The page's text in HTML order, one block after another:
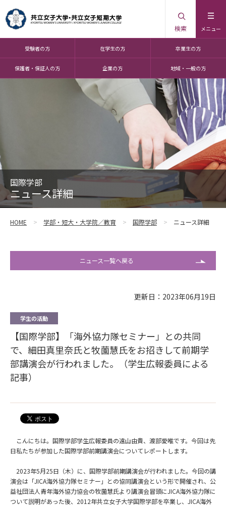
メニュー
検索
受験者の方 在学生の方 卒業生の方
保護者・保証人の方 企業の方 地域・一般の方
国際学部
ニュース詳細
HOME 学部・短大・大学院／教育 国際学部 ニュース詳細
ニュース一覧へ戻る
更新日：2023年06月19日
学生の活動
【国際学部】「海外協力隊セミナー」との共同
で、細田真里奈氏と牧薗慧氏をお招きして前期学
部講演会が行われました。（学生広報委員による
記事）
こんにちは。国際学部学生広報委員の遠山由貴、渡部愛唯です。今回は先
日私たちが参加した国際学部前期講演会についてレポートします。
2023年5月25日（木）に、国際学部前期講演会が行われました。今回の講
演会は「JICA海外協力隊セミナー」との協同講演会という形で開催され、公
益社団法人青年海外協力協会の牧薗慧氏より講演会冒頭にJICA海外協力隊に
ついて説明があった後、2012年共立女子大学国際学部を卒業し、JICA海外